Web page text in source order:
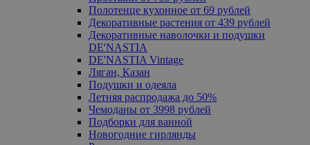
Полотенце кухонное от 69 рублей
Декоративные растения от 439 рублей
Декоративные наволочки и подушки
DE'NASTIA
DE'NASTIA Vintage
Ляган, Казан
Подушки и одеяла
Летняя распродажа до 50%
Чемоданы от 3998 рублей
Подборки для ванной
Новогодние гирлянды